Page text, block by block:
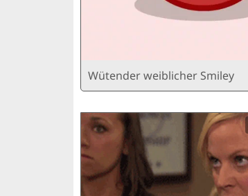
Wütender weiblicher Smiley